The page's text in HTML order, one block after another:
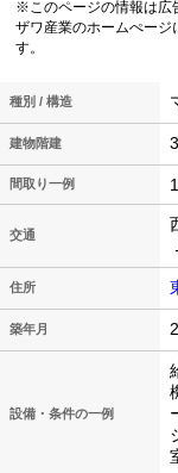
※このページの情報は広
ザワ産業のホームぺー
す。
種別 / 構造
建物階建
間取り一例
交通
住所
築年月
設備・条件の一例